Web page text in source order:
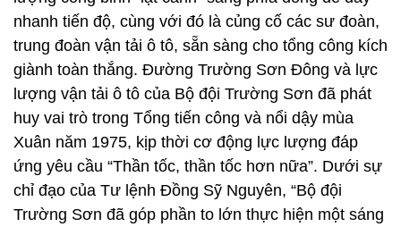
huy vai trò trong Tổng tiến công và nổi dậy mùa
Xuân năm 1975, kịp thời cơ động lực lượng đáp
ứng yêu cầu “Thần tốc, thần tốc hơn nữa”. Dưới sự
chỉ đạo của Tư lệnh Đồng Sỹ Nguyên, “Bộ đội
Trường Sơn đã góp phần to lớn thực hiện một sáng
tạo trong nghệ thuật quân sự - cơ giới hóa bộ binh,
tạo nên khả năng cơ động cao, sức đột kích mạnh
của các binh đoàn chủ lực, nhanh chóng đè bẹp mọi
sự phản kháng của kẻ thù, giành toàn thắng trong